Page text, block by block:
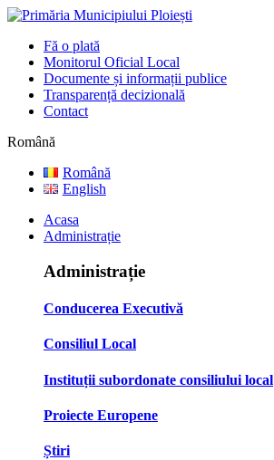
Fă o plată
Monitorul Oficial Local
Documente și informații publice
Transparență decizională
Contact
Română
Română
English
Acasa
Administrație
Administrație
Conducerea Executivă
Consiliul Local
Instituții subordonate consiliului local
Proiecte Europene
Știri